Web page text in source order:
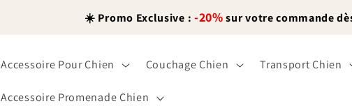
☀️ Promo Exclusive : -20%sur votre commande
Accessoire Pour Chien Couchage Chien Transport Chien
Accessoire Promenade Chien